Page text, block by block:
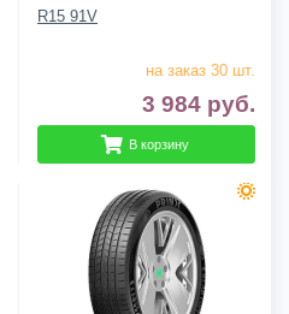
R15 91V
на заказ 30 шт.
3 984 руб.
В корзину